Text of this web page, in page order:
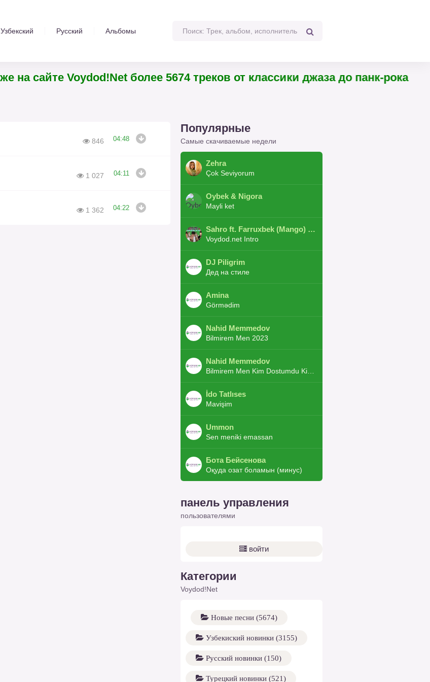
Узбекский Русский Альбомы
Уже на сайте Voydod!Net более 5674 треков от классики джаза до панк-рока
846 04:48
1 027 04:11
1 362 04:22
Популярные
Самые скачиваемые недели
Zehra
Çok Seviyorum
Oybek & Nigora
Mayli ket
Sahro ft. Farruxbek (Mango) ft. Shaxboz ft. Navruz and Zarba ft. DJ.JoHa
Voydod.net Intro
DJ Piligrim
Дед на стиле
Amina
Görmədim
Nahid Memmedov
Bilmirem Men 2023
Nahid Memmedov
İdo Tatlıses
Mavişim
Ummon
Sen meniki emassan
Бота Бейсенова
Оқуда озат боламын (минус)
панель управления
пользователями
войти
Категории
Voydod!Net
Новые песни (5674)
Узбекиский новинки (3155)
Русский новинки (150)
Турецкий новинки (521)